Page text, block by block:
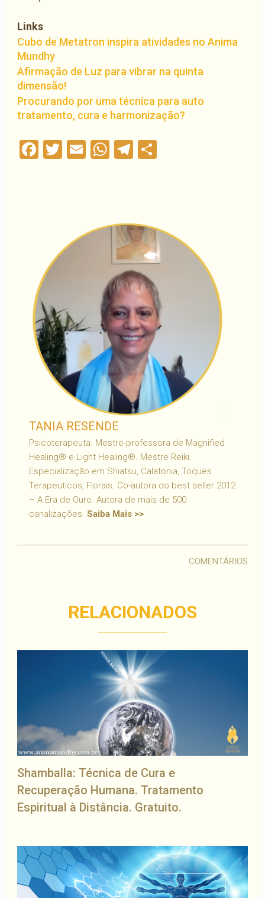
Links
Cubo de Metatron inspira atividades no Anima
Mundhy
Afirmação de Luz para vibrar na quinta
dimensão!
Procurando por uma técnica para auto
tratamento, cura e harmonização?
Facebook
Twitter
EmailWhatsApp
Telegram
TANIA RESENDE
Psicoterapeuta. Mestre-professora de Magnified
Healing® e Light Healing®. Mestre Reiki.
Especialização em Shiatsu, Calatonia, Toques
Terapeuticos, Florais. Co-autora do best seller 2012
– A Era de Ouro. Autora de mais de 500
canalizações. Saiba Mais >>
COMENTÁRIOS
RELACIONADOS
Shamballa: Técnica de Cura e
Recuperação Humana. Tratamento
Espiritual à Distância. Gratuito.